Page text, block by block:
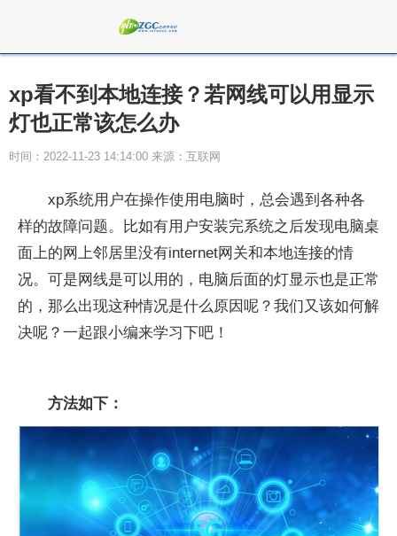
xp看不到本地连接？若网线可以用显示
灯也正常该怎么办
时间：2022-11-23 14:14:00 来源：互联网
xp系统用户在操作使用电脑时，总会遇到各种各
样的故障问题。比如有用户安装完系统之后发现电脑桌
面上的网上邻居里没有internet网关和本地连接的情
况。可是网线是可以用的，电脑后面的灯显示也是正常
的，那么出现这种情况是什么原因呢？我们又该如何解
决呢？一起跟小编来学习下吧！
方法如下：